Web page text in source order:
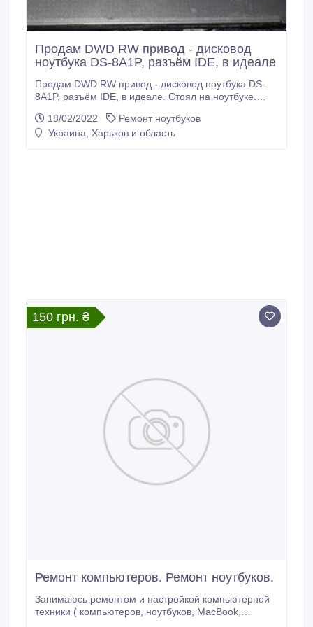
Продам DWD RW привод - дисковод
ноутбука DS-8A1P, разъём IDE, в идеале
Продам DWD RW привод - дисковод ноутбука DS-
8A1P, разъём IDE, в идеале. Стоял на ноутбуке.
этом не было необходимости. Забирать на метро
Спортивная - Метростроителей..
18/02/2022
Ремонт ноутбуков
Украина, Харьков и область
150 грн. ₴
Ремонт компьютеров. Ремонт ноутбуков.
Занимаюсь ремонтом и настройкой компьютерной
техники ( компьютеров, ноутбуков, MacBook,